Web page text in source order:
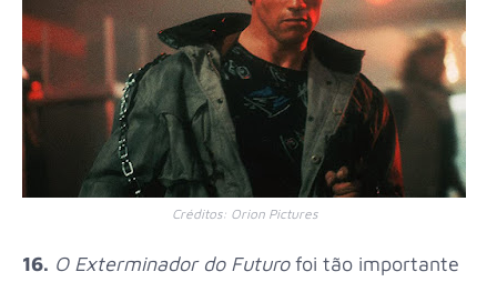
Créditos: Orion Pictures
16. O Exterminador do Futurofoi tão importante